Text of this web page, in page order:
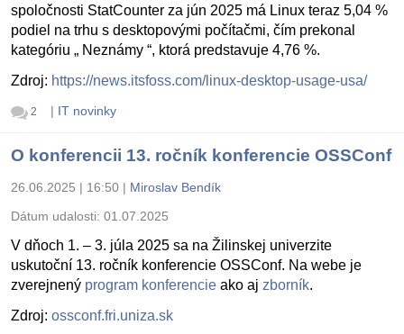
spoločnosti StatCounter za jún 2025 má Linux teraz 5,04 %
podiel na trhu s desktopovými počítačmi, čím prekonal
kategóriu „ Neznámy “, ktorá predstavuje 4,76 %.
Zdroj: https://news.itsfoss.com/linux-desktop-usage-usa/
2 | IT novinky
O konferencii 13. ročník konferencie OSSConf
26.06.2025 | 16:50 | Miroslav Bendík
Dátum udalosti: 01.07.2025
V dňoch 1. – 3. júla 2025 sa na Žilinskej univerzite
uskutoční 13. ročník konferencie OSSConf. Na webe je
zverejnený program konferencie ako aj zborník.
Zdroj: ossconf.fri.uniza.sk